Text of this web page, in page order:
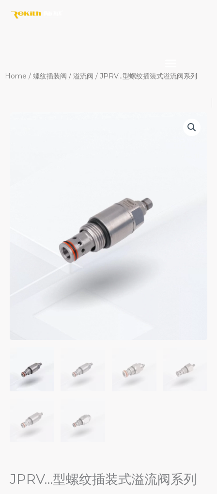
Home / 螺纹插装阀 / 溢流阀 / JPRV…型螺纹插装式溢流阀系列
JPRV…型螺纹插装式溢流阀系列